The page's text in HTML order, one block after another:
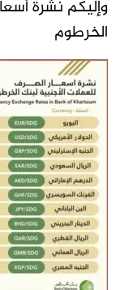
وإليكم نشرة
الخرطوم